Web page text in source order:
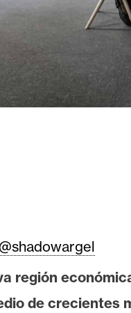
región
de crecientes